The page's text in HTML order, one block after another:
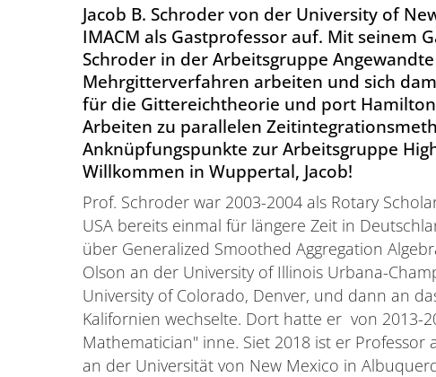
Jacob B. Schroder von der University of
IMACM als Gastprofessor auf. Mit seinem
Schroder in der Arbeitsgruppe
Mehrgitterverfahren arbeiten und sich
für die Gittereichtheorie und port
Arbeiten zu parallelen
Anknüpfungspunkte zur Arbeitsgruppe
Willkommen in Wuppertal, Jacob!
Prof. Schroder war 2003-2004 als Rotary
USA bereits einmal für längere Zeit in
über Generalized Smoothed Aggregation
Olson an der University of Illinois Urbana-
University of Colorado, Denver, und dann an
Kalifornien wechselte. Dort hatte er von 2013-
Mathematician" inne. Siet 2018 ist er
an der Universität von New Mexico in